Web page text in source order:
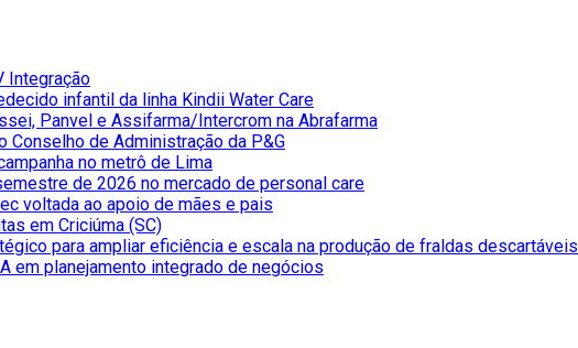
Integração
infantil da linha Kindii Water Care
Panvel e Assifarma/Intercrom na Abrafarma
de Administração da P&G
no metrô de Lima
de 2026 no mercado de personal care
voltada ao apoio de mães e pais
em Criciúma (SC)
para ampliar eficiência e escala na produção de fraldas descartáveis
em planejamento integrado de negócios